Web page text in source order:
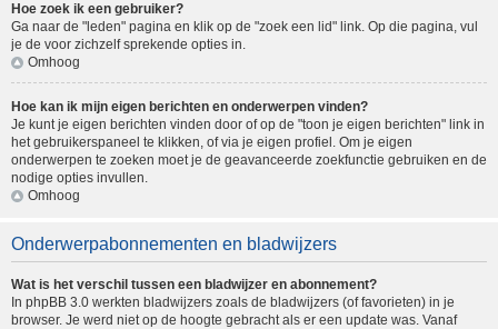
Hoe zoek ik een gebruiker?
Ga naar de "leden" pagina en klik op de "zoek een lid" link. Op die pagina, vul
je de voor zichzelf sprekende opties in.
Omhoog
Hoe kan ik mijn eigen berichten en onderwerpen vinden?
Je kunt je eigen berichten vinden door of op de "toon je eigen berichten" link in
het gebruikerspaneel te klikken, of via je eigen profiel. Om je eigen
onderwerpen te zoeken moet je de geavanceerde zoekfunctie gebruiken en de
nodige opties invullen.
Omhoog
Onderwerpabonnementen en bladwijzers
Wat is het verschil tussen een bladwijzer en abonnement?
In phpBB 3.0 werkten bladwijzers zoals de bladwijzers (of favorieten) in je
browser. Je werd niet op de hoogte gebracht als er een update was. Vanaf